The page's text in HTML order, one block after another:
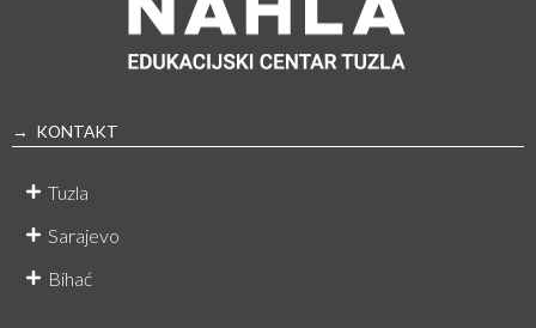
→ KONTAKT
Tuzla
Sarajevo
Bihać